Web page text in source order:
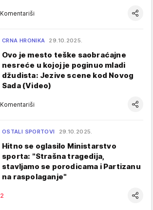
Komentariši
CRNA HRONIKA 29.10.2025.
Ovo je mesto teške saobraćajne
nesreće u kojoj je poginuo mladi
džudista: Jezive scene kod Novog
Sada (Video)
Komentariši
OSTALI SPORTOVI 29.10.2025.
Hitno se oglasilo Ministarstvo
sporta: "Strašna tragedija,
stavljamo se porodicama i Partizanu
na raspolaganje"
2